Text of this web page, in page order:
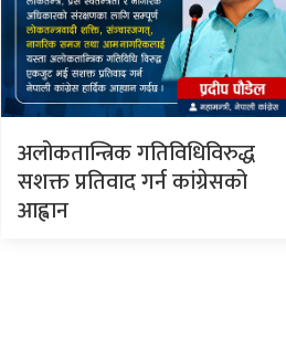
अलोकतान्त्रिक गतिविधिविरुद्ध
सशक्त प्रतिवाद गर्न कांग्रेसको
आह्वान